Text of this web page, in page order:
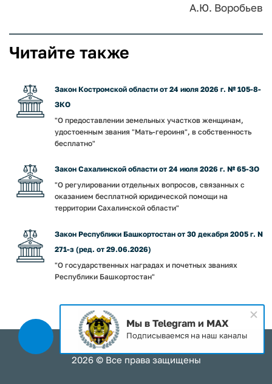
А.Ю. Воробьев
Читайте также
Закон Костромской области от 24 июля 2026 г. № 105-8-
ЗКО
"О предоставлении земельных участков женщинам,
удостоенным звания "Мать-героиня", в собственность
бесплатно"
Закон Сахалинской области от 24 июля 2026 г. № 65-ЗО
"О регулировании отдельных вопросов, связанных с
оказанием бесплатной юридической помощи на
территории Сахалинской области"
Закон Республики Башкортостан от 30 декабря 2005 г. N
271-з (ред. от 29.06.2026)
"О государственных наградах и почетных званиях
Республики Башкортостан"
2026 © Все права защищены
Мы в Telegram и MAX
Подписываемся на наш каналы